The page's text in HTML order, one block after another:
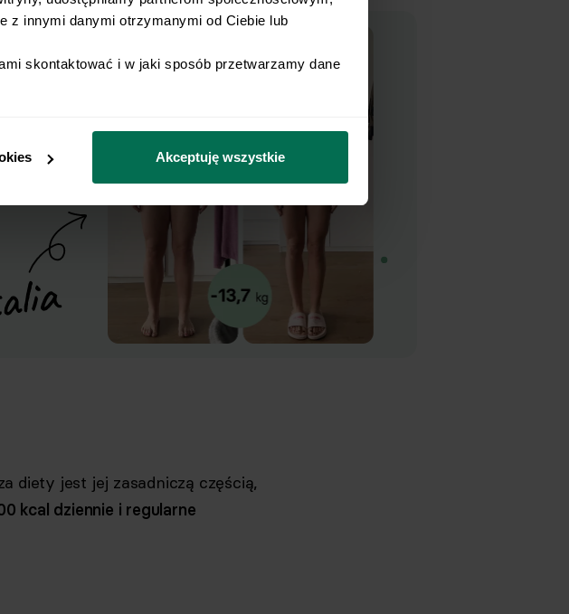
z innymi danymi otrzymanymi od Ciebie lub
skontaktować i w jaki sposób przetwarzamy dane
Akceptuję wszystkie
diety jest jej zasadniczą częścią,
kcal dziennie i regularne